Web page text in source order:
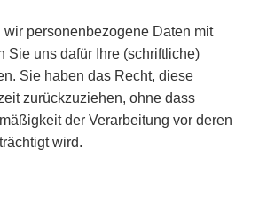
personenbezogene Daten mit
Sie uns dafür Ihre (schriftliche)
Sie haben das Recht, diese
zurückzuziehen, ohne dass
der Verarbeitung vor deren
wird.